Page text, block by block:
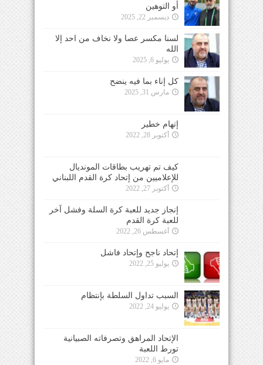
أو التوهين
ديسمبر 22, 2025
لسنا مكسر عصا ولا نخاف من احد إلا
الله
يوليو 6, 2025
كل إناء بما فيه ينضح
مارس 31, 2025
إتهام خطير
أكتوبر 28, 2022
كيف تم تهريب بطاقات المونديال
للإعلاميين من إتحاد كرة القدم اللبناني
أكتوبر 27, 2022
إنجاز جديد للعبة كرة السلة وفشل آخر
للعبة كرة القدم
أغسطس 26, 2022
إتحاد ناجح وإتحاد فاشل
يوليو 25, 2022
السبب تداول السلطة بإنتظام
يوليو 24, 2022
الإتحاد المراهق وتصرفاته الصبيانية
تورط اللعبة
مايو 6, 2022